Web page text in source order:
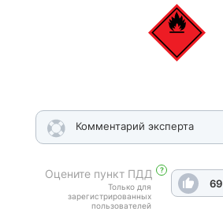
Комментарий эксперта
Оцените пункт ПДД ?
Только для
зарегистрированных
пользователей
69